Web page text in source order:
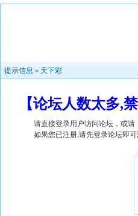
提示信息 » 天下彩
【论坛人数太多,
请直接登录用户访问论坛，或请
如果您已注册,请先登录论坛即